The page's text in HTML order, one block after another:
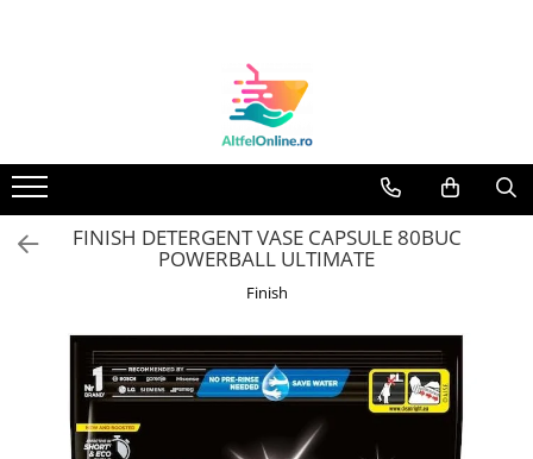
Produse Cosmetice Premium
Reducere 20% la achizitionarea a
minimum 3 produse identice
Oferte
Balsam Rufe
Perle Parfumate
Servetele parfumate rufe
Capsule si Tablete pentru Masina
de Spalat Vase
FINISH DETERGENT VASE CAPSULE 80BUC
POWERBALL ULTIMATE
Finish